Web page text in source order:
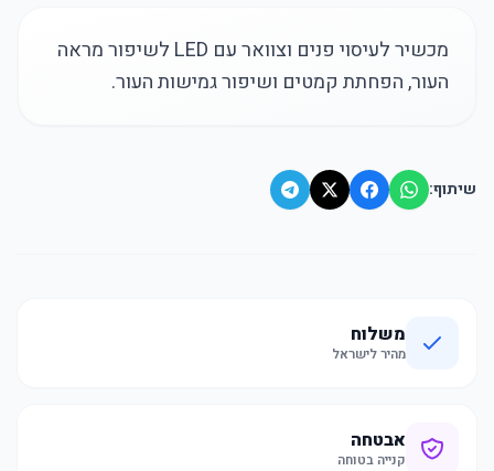
מכשיר לעיסוי פנים וצוואר עם LED לשיפור מראה
העור, הפחתת קמטים ושיפור גמישות העור.
שיתוף:
משלוח
מהיר לישראל
אבטחה
קנייה בטוחה